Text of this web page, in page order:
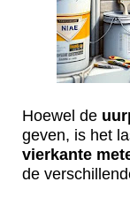
Hoewel de
geven, is het
vierkante
de